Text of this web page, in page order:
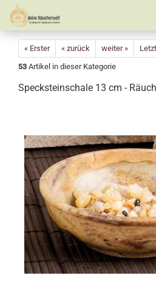
« Erster « zurück weiter »
53 Artikel in dieser Kategorie
Specksteinschale 13 cm -